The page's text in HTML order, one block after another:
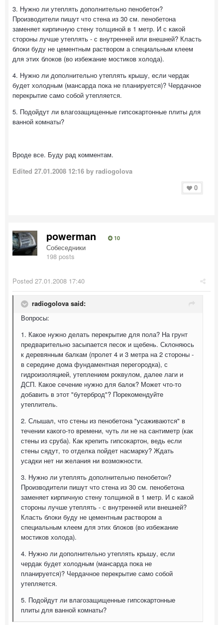
3. Нужно ли утеплять дополнительно пенобетон?
Производители пишут что стена из 30 см. пенобетона
заменяет кирпичную стену толщиной в 1 метр. И с какой
стороны лучше утеплять - с внутренней или внешней? Класть
блоки буду не цементным раствором а специальным клеем
для этих блоков (во избежание мостиков холода).
4. Нужно ли дополнительно утеплять крышу, если чердак
будет холодным (мансарда пока не планируется)? Чердачное
перекрытие само собой утепляется.
5. Подойдут ли влагозащищенные гипсокартонные плиты для
ванной комнаты?
Вроде все. Буду рад комментам.
Edited 27.01.2008 12:16 by radiogolova
0
powerman 10
Собеседники
198 posts
Posted 27.01.2008 17:40
radiogolova said:
Вопросы:
1. Какое нужно делать перекрытие для пола? На грунт
предварительно засыпается песок и щебень. Склоняюсь
к деревянным балкам (пролет 4 и 3 метра на 2 стороны -
в середине дома фундаментная перегородка), с
гидроизоляцией, утеплением роквулом, далее лаги и
ДСП. Какое сечение нужно для балок? Может что-то
добавить в этот "бутерброд"? Порекомендуйте
утеплитель.
2. Слышал, что стены из пенобетона "усаживаются" в
течении какого-то времени, чуть ли не на сантиметр (как
стены из сруба). Как крепить гипсокартон, ведь если
стены сядут, то отделка пойдет насмарку? Ждать
усадки нет ни желания ни возможности.
3. Нужно ли утеплять дополнительно пенобетон?
Производители пишут что стена из 30 см. пенобетона
заменяет кирпичную стену толщиной в 1 метр. И с какой
стороны лучше утеплять - с внутренней или внешней?
Класть блоки буду не цементным раствором а
специальным клеем для этих блоков (во избежание
мостиков холода).
4. Нужно ли дополнительно утеплять крышу, если
чердак будет холодным (мансарда пока не
планируется)? Чердачное перекрытие само собой
утепляется.
5. Подойдут ли влагозащищенные гипсокартонные
плиты для ванной комнаты?